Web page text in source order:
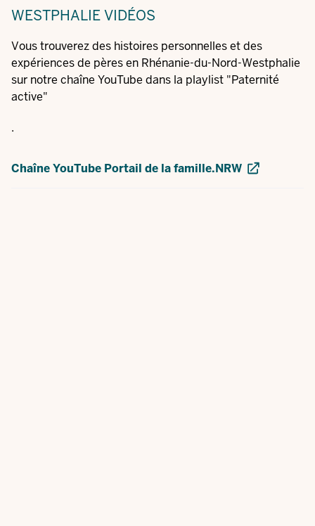
WESTPHALIEVIDÉOS
Vous trouverez des histoires personnelles et des
expériences de pères en Rhénanie-du-Nord-Westphalie
sur notre chaîne YouTube dans la playlist "Paternité
active"
.
Chaîne YouTube Portail de la famille.NRW